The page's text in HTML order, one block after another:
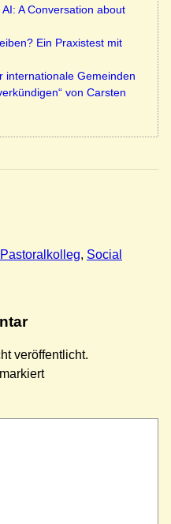
A Conversation about
Ein Praxistest mit
internationale Gemeinden
von Carsten
Pastoralkolleg, Social
veröffentlicht.
markiert